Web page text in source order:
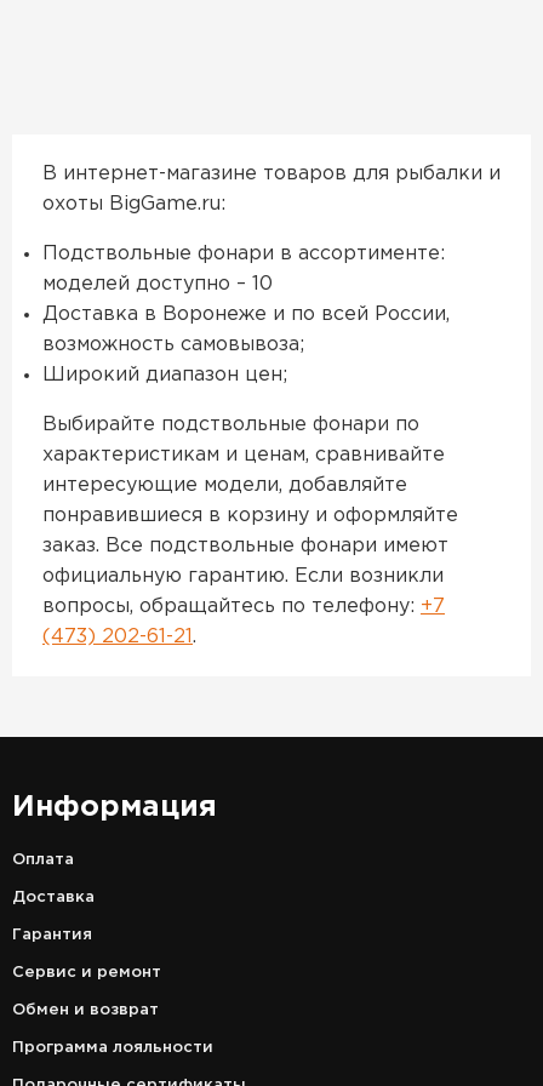
В интернет-магазине товаров для рыбалки и
охоты BigGame.ru:
Подствольные фонари в ассортименте:
моделей доступно – 10
Доставка в Воронеже и по всей России,
возможность самовывоза;
Широкий диапазон цен;
Выбирайте подствольные фонари по
характеристикам и ценам, сравнивайте
интересующие модели, добавляйте
понравившиеся в корзину и оформляйте
заказ. Все подствольные фонари имеют
официальную гарантию. Если возникли
вопросы, обращайтесь по телефону: +7
(473) 202-61-21 .
Информация
Оплата
Доставка
Гарантия
Сервис и ремонт
Обмен и возврат
Программа лояльности